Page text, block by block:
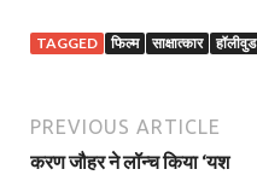
TAGGED फिल्म साक्षात्कार हॉलीवुड
PREVIOUS ARTICLE
करण जौहर ने लॉन्च किया ‘यश